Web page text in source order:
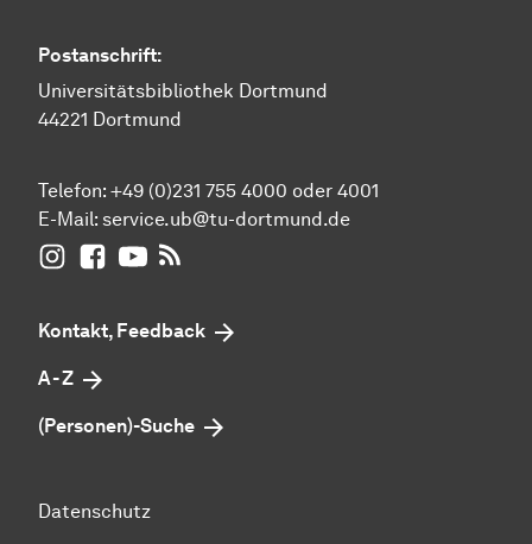
Postanschrift:
Universitätsbibliothek Dortmund
44221 Dortmund
Telefon: +49 (0)231 755 4000 oder 4001
E-Mail: service.ub@tu-dortmund.de
UB Dortmund auf Instagram
UB Dortmund auf Facebook
UB Dortmund auf YouTube
Kontakt, Feedback
A - Z
(Personen)-Suche
Datenschutz